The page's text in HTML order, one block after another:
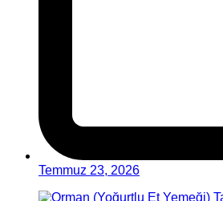
Temmuz 23, 2026